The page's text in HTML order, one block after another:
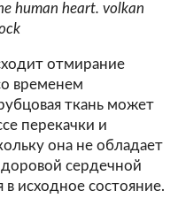
human heart. volkan
отмирание
временем
ткань может
перекачки и
она не обладает
сердечной
исходное состояние.